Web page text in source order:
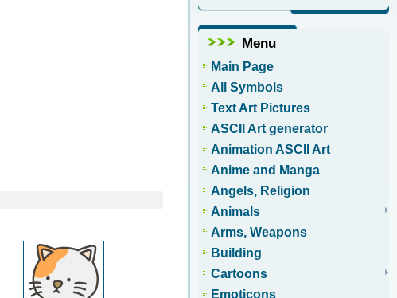
Menu
Main Page
All Symbols
Text Art Pictures
ASCII Art generator
Animation ASCII Art
Anime and Manga
Angels, Religion
Animals
Arms, Weapons
Building
Cartoons
Emoticons